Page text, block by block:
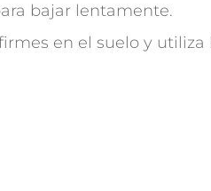
bajar lentamente.
en el suelo y